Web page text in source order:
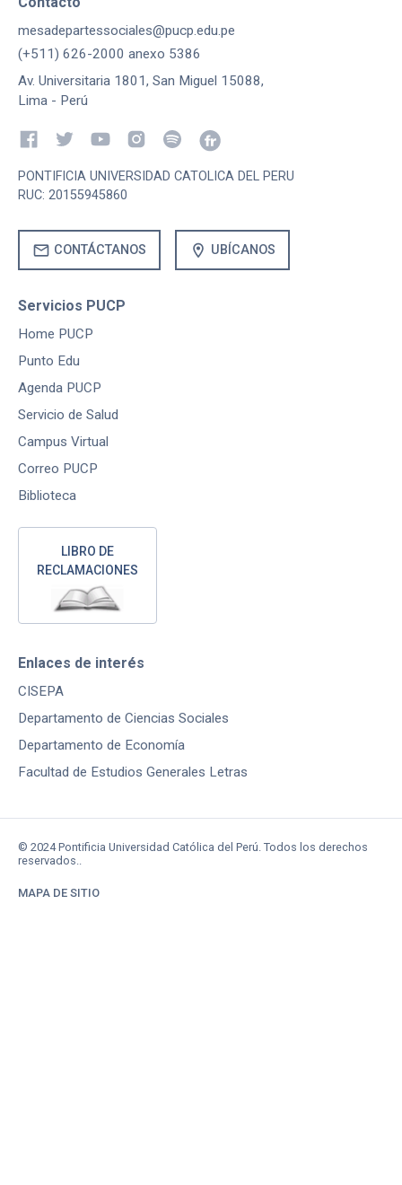
mesadepartessociales@pucp.edu.pe
(+511) 626-2000 anexo 5386
Av. Universitaria 1801, San Miguel 15088,
Lima - Perú
PONTIFICIA UNIVERSIDAD CATOLICA DEL PERU
RUC: 20155945860
mail CONTÁCTANOS location_on UBÍCANOS
Servicios PUCP
Home PUCP
Punto Edu
Agenda PUCP
Servicio de Salud
Campus Virtual
Correo PUCP
Biblioteca
LIBRO DE
RECLAMACIONES
Enlaces de interés
CISEPA
Departamento de Ciencias Sociales
Departamento de Economía
Facultad de Estudios Generales Letras
© 2024 Pontificia Universidad Católica del Perú. Todos los derechos
reservados..
MAPA DE SITIO